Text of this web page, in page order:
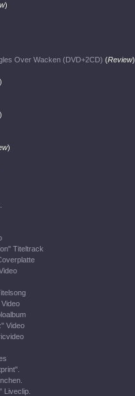
)
Over Wacken (DVD+2CD) (Review)
)
)
)
Titeltrack
Video
Liveclip.